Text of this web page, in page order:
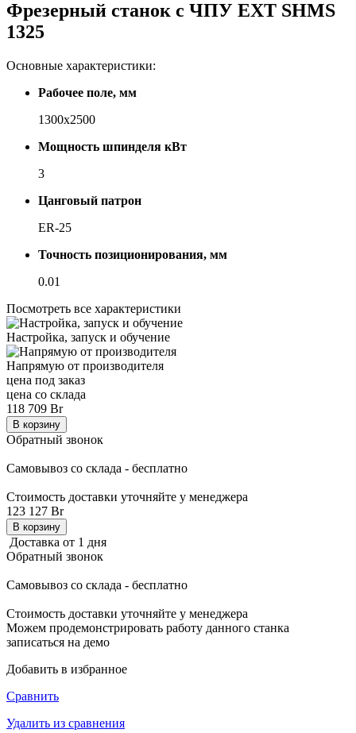
Фрезерный станок с ЧПУ EXT SHMS
1325
Основные характеристики:
Рабочее поле, мм
1300x2500
Мощность шпинделя кВт
3
Цанговый патрон
ER-25
Точность позиционирования, мм
0.01
Посмотреть все характеристики
Настройка, запуск и обучение
Напрямую от производителя
цена под заказ
цена со склада
118 709 Br
В корзину
Обратный звонок
Самовывоз со склада - бесплатно
Стоимость доставки уточняйте у менеджера
123 127 Br
В корзину
Доставка от 1 дня
Обратный звонок
Самовывоз со склада - бесплатно
Стоимость доставки уточняйте у менеджера
Можем продемонстрировать работу данного станка
записаться на демо
Добавить в избранное
Сравнить
Удалить из сравнения